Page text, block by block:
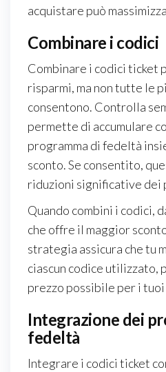
acquistare può
Combinare i codici
Combinare i codici ticket
risparmi, ma non tutte le
consentono. Controlla
permette di accumulare
programma di fedeltà
sconto. Se consentito,
riduzioni significative dei
Quando combini i codici,
che offre il maggior
strategia assicura che tu
ciascun codice utilizzato,
prezzo possibile per i
Integrazione dei
fedeltà
Integrare i codici ticket